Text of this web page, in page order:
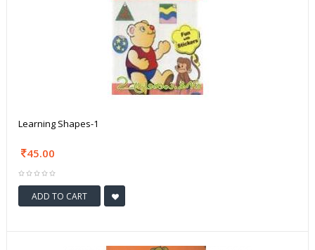
Learning Shapes-1
45.00
ADD TO CART